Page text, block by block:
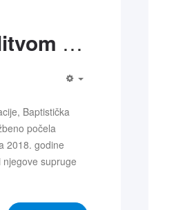
Povezani molitvom - BC Virovitica
Baptistička
počela
2018. godine
supruge